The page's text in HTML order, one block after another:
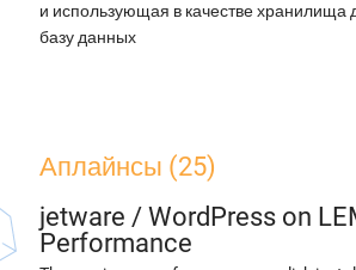
и использующая в качестве
базу данных
Аплайнсы (25)
jetware / WordPress on
Performance